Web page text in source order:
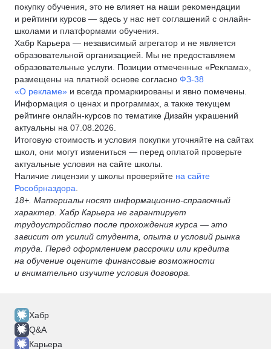
покупку обучения, это не влияет на наши рекомендации
и рейтинги курсов — здесь у нас нет соглашений с онлайн-
школами и платформами обучения.
Хабр Карьера — независимый агрегатор и не является
образовательной организацией. Мы не предоставляем
образовательные услуги. Позиции отмеченные «Реклама»,
размещены на платной основе согласно ФЗ-38
«О рекламе» и всегда промаркированы и явно помечены.
Информация о ценах и программах, а также текущем
рейтинге онлайн-курсов по тематике Дизайн украшений
актуальны на 07.08.2026.
Итоговую стоимость и условия покупки уточняйте на сайтах
школ, они могут измениться — перед оплатой проверьте
актуальные условия на сайте школы.
Наличие лицензии у школы проверяйте на сайте
Рособрназдора
18+. Материалы носят информационно-справочный
характер. Хабр Карьера не гарантирует
трудоустройство после прохождения курса — это
зависит от усилий студента, опыта и условий рынка
труда. Перед оформлением рассрочки или кредита
на обучение оцените финансовые возможности
и внимательно изучите условия договора.
Хабр
Q&A
Карьера